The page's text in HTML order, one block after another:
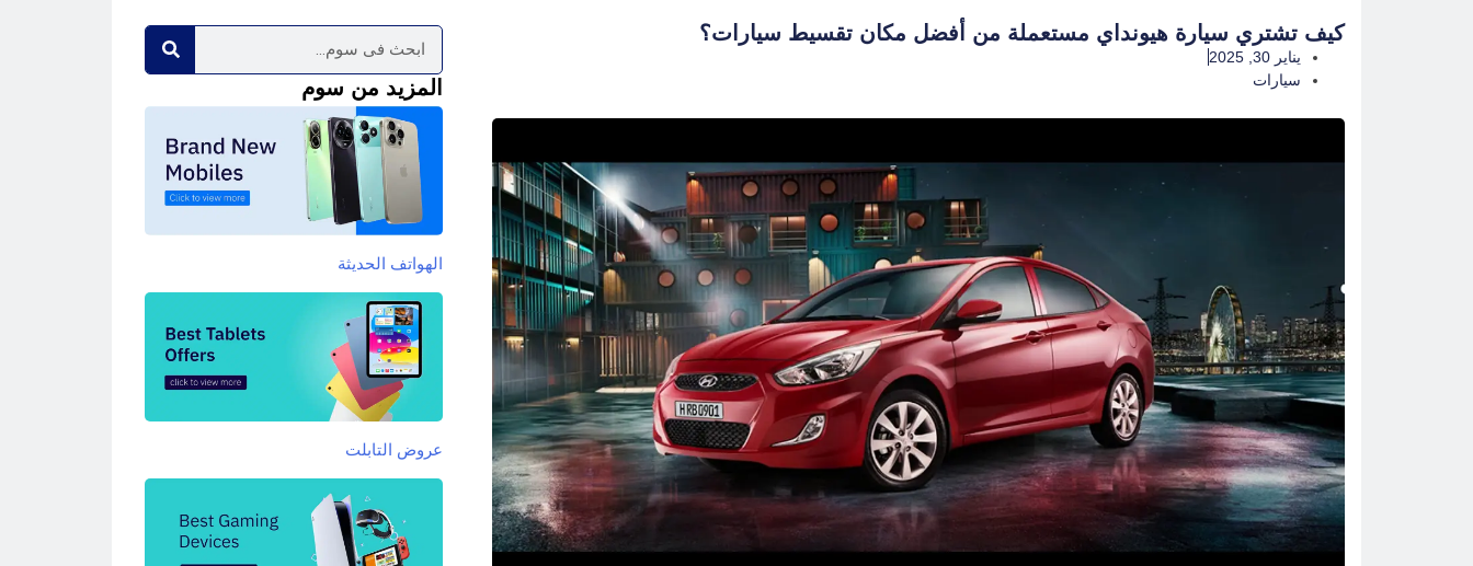
كيف تشتري سيارة هيونداي مستعملة من أفضل مكان تقسيط سيارات؟
يناير 30, 2025
سيارات
المزيد من سوم
الهواتف الحديثة
عروض التابلت